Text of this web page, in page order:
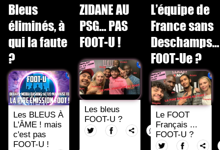
Bleus
éliminés, à
qui la faute
?
Les BLEUS À
L'ÂME ! mais
c'est pas
FOOT-U !
ZIDANE AU
PSG… PAS
FOOT-U !
Les bleus
FOOT-U ?
L’équipe de
France sans
Deschamps…
FOOT-Ue ?
Le FOOT
Français ...
FOOT-U ?